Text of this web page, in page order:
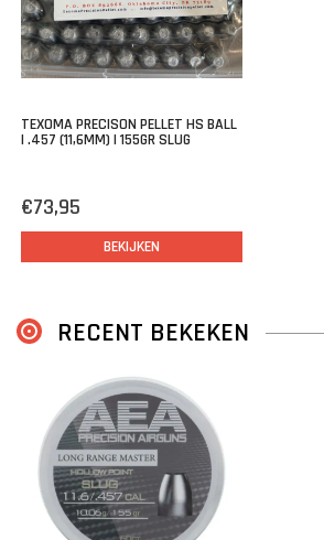
TEXOMA PRECISON PELLET HS BALL
| .457 (11,6MM) | 155GR SLUG
€73,95
BEKIJKEN
RECENT BEKEKEN